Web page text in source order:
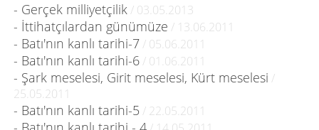
- Gerçek milliyetçilik/ 03.05.2013
- İttihatçılardan günümüze / 13.06.2011
- Batı'nın kanlı tarihi-7/ 05.06.2011
- Batı'nın kanlı tarihi-6/ 01.06.2011
- Şark meselesi, Girit meselesi, Kürt meselesi /
25.05.2011
- Batı'nın kanlı tarihi-5 / 22.05.2011